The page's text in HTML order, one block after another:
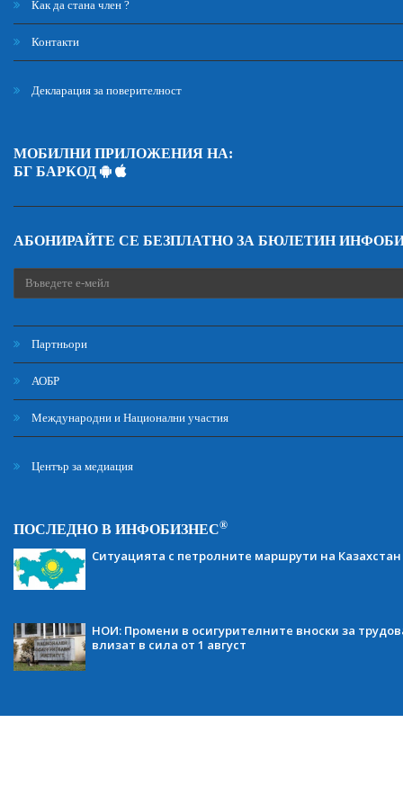
Как да стана член ?
Контакти
Декларация за поверителност
МОБИЛНИ ПРИЛОЖЕНИЯ НА:
БГ БАРКОД
АБОНИРАЙТЕ СЕ БЕЗПЛАТНО ЗА БЮЛЕТИН
Партньори
АОБР
Международни и Национални участия
Център за медиация
ПОСЛЕДНО В ИНФОБИЗНЕС®
Ситуацията с петролните маршрути на Казахстан
НОИ: Промени в осигурителните вноски за
влизат в сила от 1 август